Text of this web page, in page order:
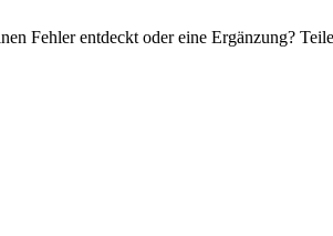
Fehler entdeckt oder eine Ergänzung?